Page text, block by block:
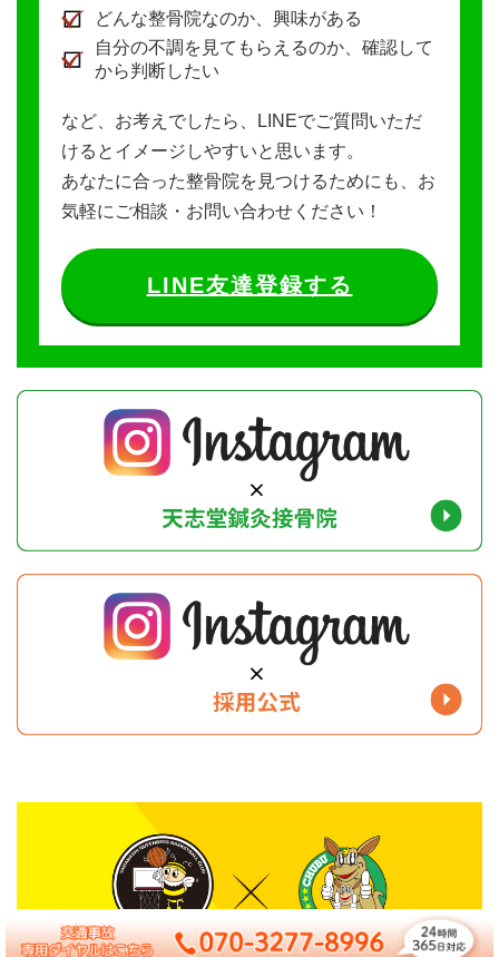
どんな整骨院なのか、興味がある
自分の不調を見てもらえるのか、確認して
から判断したい
など、お考えでしたら、LINEでご質問いただ
けるとイメージしやすいと思います。
あなたに合った整骨院を見つけるためにも、お
気軽にご相談・お問い合わせください！
LINE友達登録する